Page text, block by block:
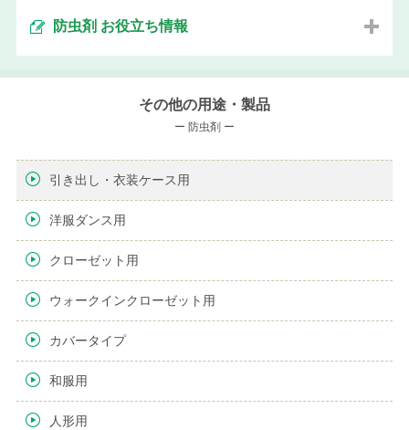
防虫剤 お役立ち情報
その他の用途・製品
ー 防虫剤 ー
引き出し・衣装ケース用
洋服ダンス用
クローゼット用
ウォークインクローゼット用
カバータイプ
和服用
人形用